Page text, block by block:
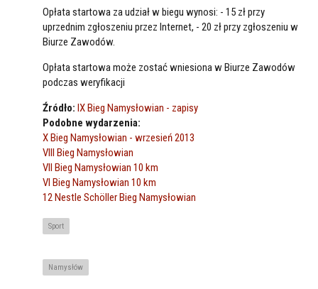
Opłata startowa za udział w biegu wynosi: - 15 zł przy
uprzednim zgłoszeniu przez Internet, - 20 zł przy zgłoszeniu w
Biurze Zawodów.
Opłata startowa może zostać wniesiona w Biurze Zawodów
podczas weryfikacji
Źródło: IX Bieg Namysłowian - zapisy
Podobne wydarzenia:
X Bieg Namysłowian - wrzesień 2013
VIII Bieg Namysłowian
VII Bieg Namysłowian 10 km
VI Bieg Namysłowian 10 km
12 Nestle Schöller Bieg Namysłowian
Sport
Namysłów